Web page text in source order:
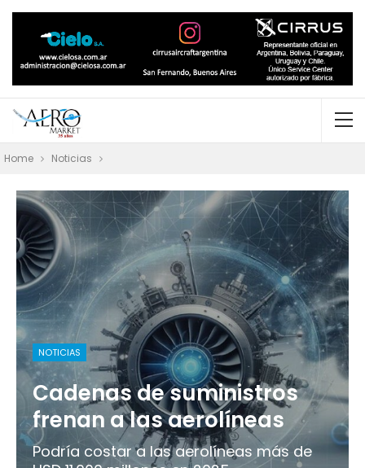
Home Noticias
NOTICIAS
Cadenas de suministros
frenan a las aerolíneas
Podría costar a las aerolíneas más de